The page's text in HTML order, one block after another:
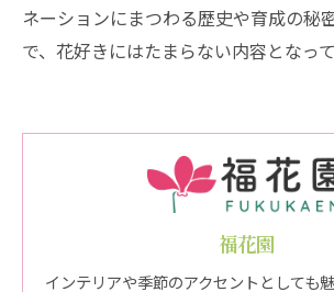
ネーションにまつわる歴史や育成の秘
で、花好きにはたまらない内容となって
福花園
インテリアや季節のアクセントとしても